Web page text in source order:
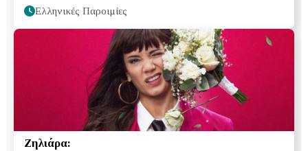
Ελληνικές Παροιμίες
Ζηλιάρα: